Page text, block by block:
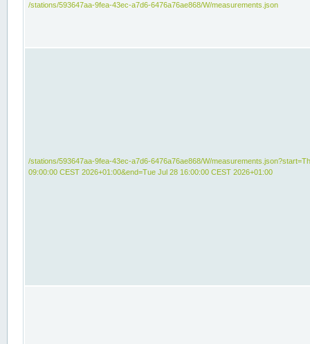
/stations/593647aa-9fea-43ec-a7d6-6476a76ae868/W/measurements.json
/stations/593647aa-9fea-43ec-a7d6-6476a76ae868/W/
09:00:00 CEST 2026+01:00&end=Tue Jul 28 16:00:00 CEST 2026+01:00